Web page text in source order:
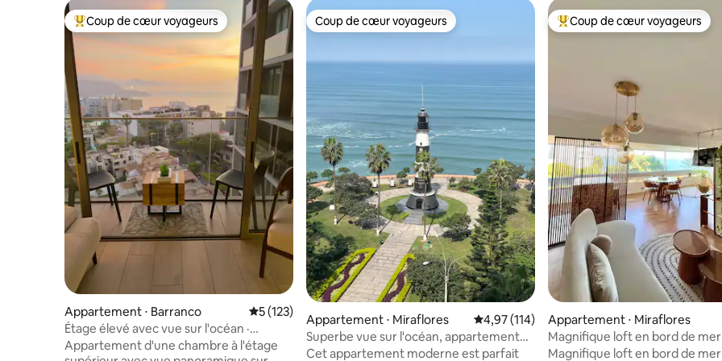
Coups de cœur voyageurs les plus appréciés
Coup de cœur voyageurs
Appartement ⋅ Barranco Évaluation moyenne sur la base de 123 commentaires : 5 sur 5
5 (123)
Étage élevé avec vue sur l'océan ·
Climatisation · 500 Mbit/s · Piscine et salle
Appartement d'une chambre à l'étage
Coup de cœur voyageurs
Coup de cœur voyageurs
Appartement ⋅ Miraflores Évaluation moyenne sur la base de 114
4,97 (114)
Superbe vue sur l'océan, appartement
moderne de 3 chambres
Cet appartement moderne est parfait
Coups de cœur voyageurs les
Coup de cœur voyageurs
Appartement ⋅ Miraflores
Magnifique loft en bord de mer
Larcomar Miraflores
Magnifique loft en bord de